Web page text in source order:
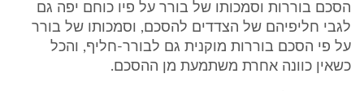
הסכם בוררות וסמכותו של בורר על פיו כוחם יפה גם
לגבי חליפיהם של הצדדים להסכם, וסמכותו של בורר
על פי הסכם בוררות מוקנית גם לבורר-חליף, והכל
כשאין כוונה אחרת משתמעת מן ההסכם.